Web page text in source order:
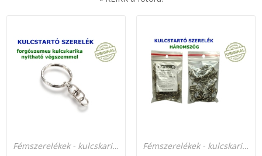
MODELLEZÉS-TECHNIKAI SPORT-MODELLSPORT
GOLYÓK-MAGTISZTÍTÓK-KREATÍVFémszerelékek - kulcskarikák
Fémszerelékek - kulcskarikák